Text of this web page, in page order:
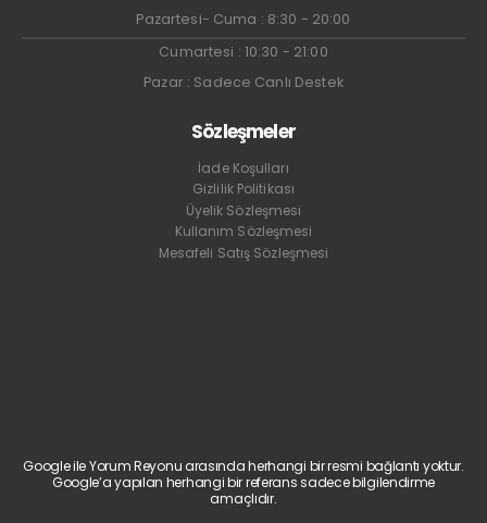
Pazartesi- Cuma : 8:30 - 20:00
Cumartesi : 10:30 - 21:00
Pazar : Sadece Canlı Destek
Sözleşmeler
İade Koşulları
Gizlilik Politikası
Üyelik Sözleşmesi
Kullanım Sözleşmesi
Mesafeli Satış Sözleşmesi
Google ile Yorum Reyonu arasında herhangi bir resmi bağlantı yoktur.
Google’a yapılan herhangi bir referans sadece bilgilendirme
amaçlıdır.